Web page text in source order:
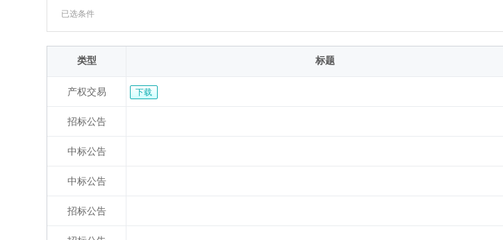
已选条件
类型 标题
产权交易 下载
招标公告
中标公告
中标公告
招标公告